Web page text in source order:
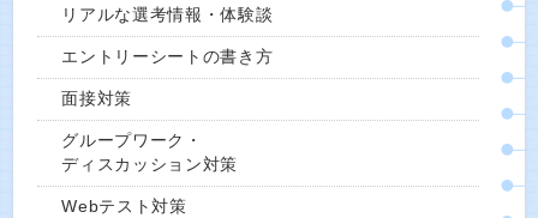
リアルな選考情報・体験談
エントリーシートの書き方
面接対策
グループワーク・
ディスカッション対策
Webテスト対策